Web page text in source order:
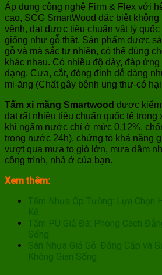
Áp dụng công nghệ Firm & Flex với
cao, SCG SmartWood đặc biệt không
vênh, đạt được tiêu chuẩn vật lý quốc
giống như gỗ thật. Sản phẩm được
gỗ và mà sắc tự nhiên, có thể dùng
khác nhau. Có nhiều độ dày, đáp
dạng. Cưa, cắt, đóng đinh dễ dàng
mi-ăng (Chất gây bệnh ung thư-có
Tấm xi măng Smartwood được kiểm
đạt rất nhiều tiêu chuẩn quốc tế
khi ngấm nước chỉ ở mức 0.12%,
trong nước 24h), chứng tỏ khả năng
vượt qua mưa to gió lớn, mưa dầm
công trình, nhà ở của bạn.
Xem thêm:
Tấm Nhựa Ốp Tường: Lựa Chọn
Kế
Tấm PU Giả Đá: Phong Cách
Sống
Sàn Nhựa Giả Gỗ: Đẳng Cấp và
Không Gian Sống